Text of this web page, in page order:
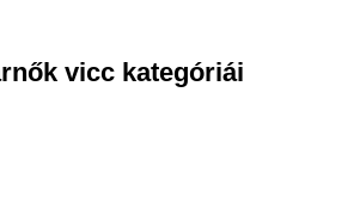
vicc kategóriái